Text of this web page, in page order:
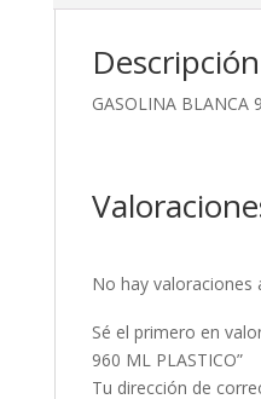
Descripción
GASOLINA BLANCA
No hay valoraciones
Sé el primero en
960 ML PLASTICO”
Tu dirección de